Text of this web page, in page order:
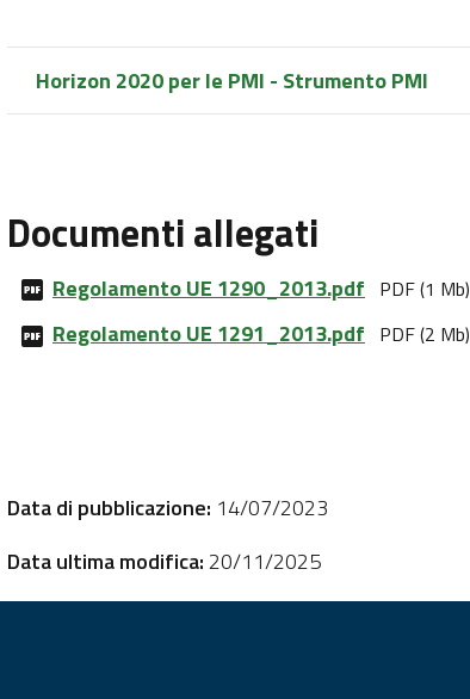
Horizon 2020 per le PMI - Strumento PMI
Documenti allegati
Regolamento UE 1290_2013.pdf PDF (1 Mb)
Regolamento UE 1291_2013.pdf PDF (2 Mb)
Data di pubblicazione: 14/07/2023
Data ultima modifica:20/11/2025